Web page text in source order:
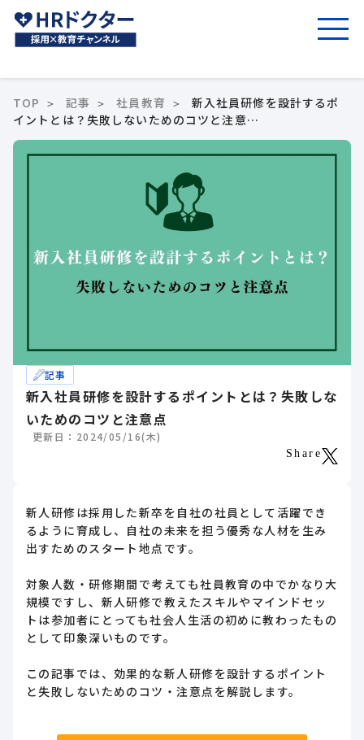
TOP 記事 社員教育
新入社員研修を設計するポ
イントとは？失敗しないためのコツと注意…
記事
新入社員研修を設計するポイントとは？失敗しな
いためのコツと注意点
更新日：2024/05/16(木)
Share
新人研修は採用した新卒を自社の社員として活躍でき
るように育成し、自社の未来を担う優秀な人材を生み
出すためのスタート地点です。
対象人数・研修期間で考えても社員教育の中でかなり大
規模ですし、新人研修で教えたスキルやマインドセッ
トは参加者にとっても社会人生活の初めに教わったもの
として印象深いものです。
この記事では、効果的な新人研修を設計するポイント
と失敗しないためのコツ・注意点を解説します。